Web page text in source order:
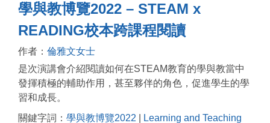
學與教博覽2022 – STEAM x
READING校本跨課程閱讀
作者： 倫雅文女士
是次演講會介紹閱讀如何在STEAM教育的學與教當中
發揮積極的輔助作用，甚至夥伴的角色，促進學生的學
習和成長。
關鍵字詞： 學與教博覽2022
Learning and Teaching